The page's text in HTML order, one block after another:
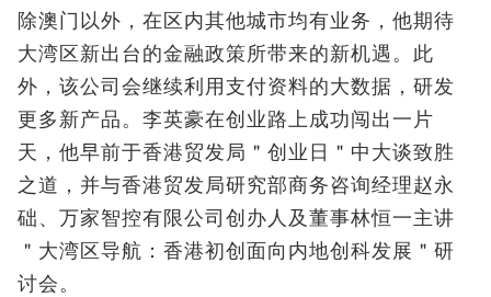
除澳门以外，在区内其他城市均有业务，他期待
大湾区新出台的金融政策所带来的新机遇。此
外，该公司会继续利用支付资料的大数据，研发
更多新产品。李英豪在创业路上成功闯出一片
天，他早前于香港贸发局＂创业日＂中大谈致胜
之道，并与香港贸发局研究部商务咨询经理赵永
础、万家智控有限公司创办人及董事林恒一主讲
＂大湾区导航：香港初创面向内地创科发展＂研
讨会。